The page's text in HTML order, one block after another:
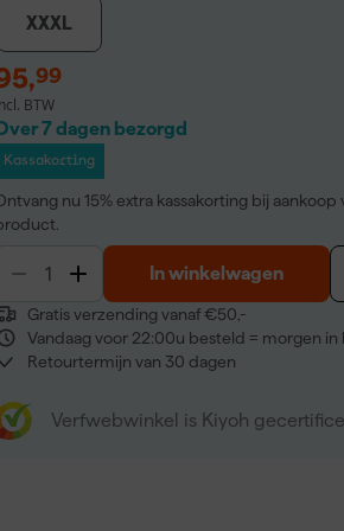
XXXL
,99
BTW
7 dagen bezorgd
Kassakorting
nu 15% extra kassakorting bij aankoop
In winkelwagen
Gratis verzending vanaf €50,-
Vandaag voor 22:00u besteld = morgen in
Retourtermijn van 30 dagen
Verfwebwinkel is Kiyoh